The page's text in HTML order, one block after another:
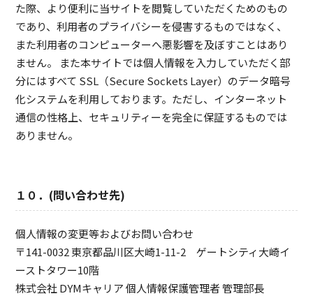
た際、より便利に当サイトを閲覧していただくためのもの
であり、利用者のプライバシーを侵害するものではなく、
また利用者のコンピューターへ悪影響を及ぼすことはあり
ません。 また本サイトでは個人情報を入力していただく部
分にはすべて SSL（Secure Sockets Layer）のデータ暗号
化システムを利用しております。ただし、インターネット
通信の性格上、セキュリティーを完全に保証するものでは
ありません。
１０．(問い合わせ先)
個人情報の変更等およびお問い合わせ
〒141-0032 東京都品川区大崎1-11-2 ゲートシティ大崎イ
ーストタワー10階
株式会社 DYMキャリア 個人情報保護管理者 管理部長